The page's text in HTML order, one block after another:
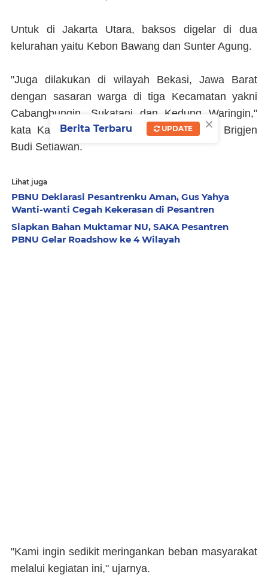
Untuk di Jakarta Utara, baksos digelar di dua
kelurahan yaitu Kebon Bawang dan Sunter Agung.
"Juga dilakukan di wilayah Bekasi, Jawa Barat
dengan sasaran warga di tiga Kecamatan yakni
Cabangbungin, Sukatani dan Kedung Waringin,"
kata Karo Multimedia Divisi Humas Polri Brigjen
Budi Setiawan.
Lihat juga
PBNU Deklarasi Pesantrenku Aman, Gus Yahya
Wanti-wanti Cegah Kekerasan di Pesantren
Siapkan Bahan Muktamar NU, SAKA Pesantren
PBNU Gelar Roadshow ke 4 Wilayah
"Kami ingin sedikit meringankan beban masyarakat
melalui kegiatan ini," ujarnya.
×
Berita Terbaru UPDATE